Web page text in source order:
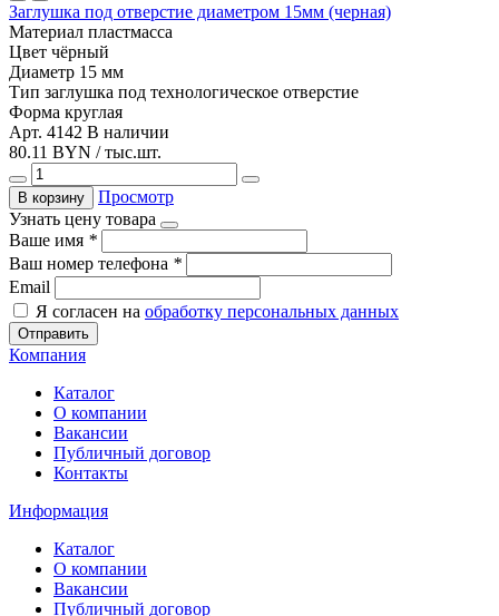
Заглушка под отверстие диаметром 15мм (черная)
Материал пластмасса
Цвет чёрный
Диаметр 15 мм
Тип заглушка под технологическое отверстие
Форма круглая
Арт. 4142 В наличии
80.11 BYN / тыс.шт.
В корзину
Просмотр
Узнать цену товара
Ваше имя *
Ваш номер телефона *
Email
Я согласен на обработку персональных данных
Отправить
Компания
Каталог
О компании
Вакансии
Публичный договор
Контакты
Информация
Каталог
О компании
Вакансии
Публичный договор